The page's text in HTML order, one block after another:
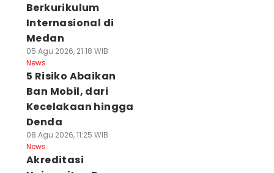
Berkurikulum
Internasional di
Medan
05 Agu 2026, 21:18 WIB
News
5 Risiko Abaikan
Ban Mobil, dari
Kecelakaan hingga
Denda
08 Agu 2026, 11:25 WIB
News
Akreditasi